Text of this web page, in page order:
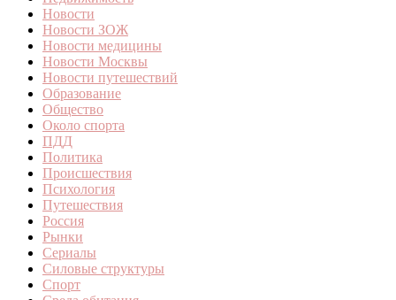
Новости
Новости ЗОЖ
Новости медицины
Новости Москвы
Новости путешествий
Образование
Общество
Около спорта
ПДД
Политика
Происшествия
Психология
Путешествия
Россия
Рынки
Сериалы
Силовые структуры
Спорт